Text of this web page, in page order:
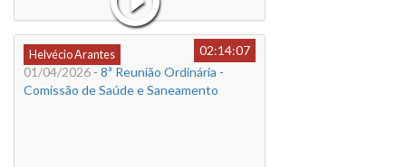
Helvécio Arantes
02:14:07
01/04/2026 - 8ª Reunião Ordinária -
Comissão de Saúde e Saneamento